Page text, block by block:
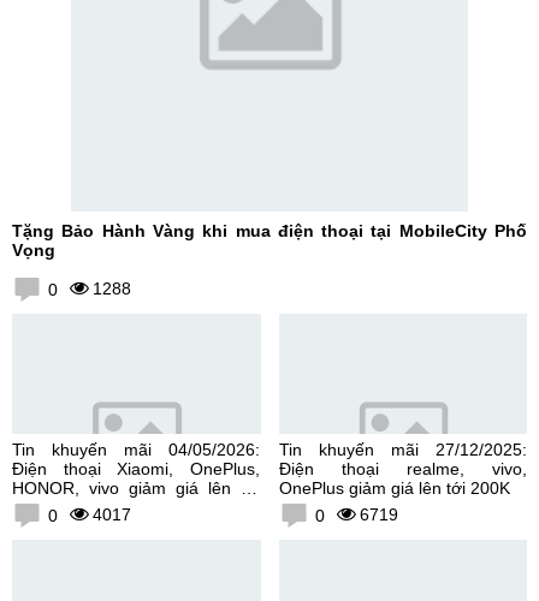
Tặng Bảo Hành Vàng khi mua điện thoại tại MobileCity Phố
Vọng
0 1288
Tin khuyến mãi 04/05/2026:
Điện thoại Xiaomi, OnePlus,
HONOR, vivo giảm giá lên tới
300K0 4017
Tin khuyến mãi 27/12/2025:
Điện thoại realme, vivo,
OnePlus giảm giá lên tới 200K
0
6719